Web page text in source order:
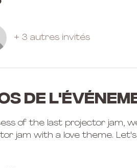
+ 3 autres invités
de
of the last projector jam,
jam with a love theme.